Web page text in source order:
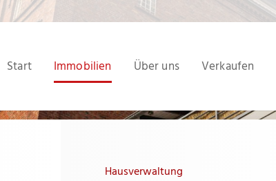
Start Immobilien Über uns Verkaufen
Hausverwaltung